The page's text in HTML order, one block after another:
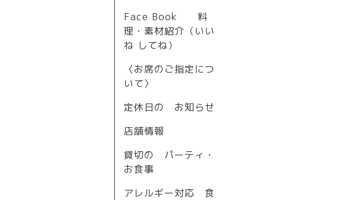
Face Book 料
理・素材紹介（いい
ね してね）
〈お席のご指定につ
いて〉
定休日の お知らせ
店舗情報
貸切の パーティ・
お食事
アレルギー対応 食